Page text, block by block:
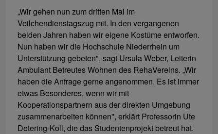
„Wir gehen nun zum dritten Mal im
Veilchendienstagszug mit. In den vergangenen
beiden Jahren haben wir eigene Kostüme entworfen.
Nun haben wir die Hochschule Niederrhein um
Unterstützung gebeten", sagt Ursula Weber, Leiterin
Ambulant Betreutes Wohnen des RehaVereins. „Wir
haben die Anfrage gerne angenommen. Es ist immer
etwas Besonderes, wenn wir mit
Kooperationspartnern aus der direkten Umgebung
zusammenarbeiten können", erklärt Professorin Ute
Detering-Koll, die das Studentenprojekt betreut hat.